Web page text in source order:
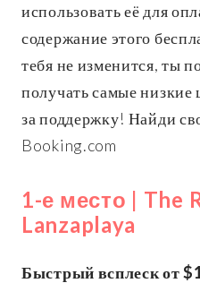
использовать её для
содержание этого
тебя не изменится, ты
получать самые
за поддержку! Найди
Booking.com
1-е место | The
Lanzaplaya
Быстрый всплеск от